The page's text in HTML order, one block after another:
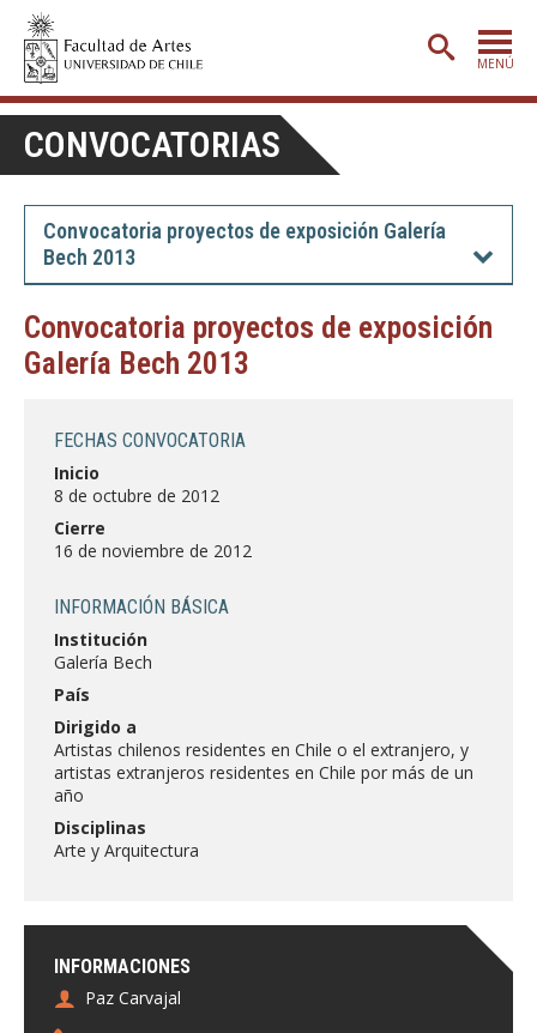
MENÚ
PORTADA
ADMISIÓN
ETAPA BÁSICA
POSTGRADO
EXTENSIÓN
BIBLIOTECA
DEPARTAMENTOS
FACULTAD
Estudiantes
Académicas/os
CONVOCATORIAS
Convocatoria proyectos de exposición Galería
Bech 2013
Convocatoria proyectos de exposición
Galería Bech 2013
INFORMACIONES
Paz Carvajal
FECHAS CONVOCATORIA
Inicio
8 de octubre de 2012
Cierre
16 de noviembre de 2012
INFORMACIÓN BÁSICA
Institución
Galería Bech
País
Dirigido a
Artistas chilenos residentes en Chile o el extranjero, y
artistas extranjeros residentes en Chile por más de un
año
Disciplinas
Arte y Arquitectura